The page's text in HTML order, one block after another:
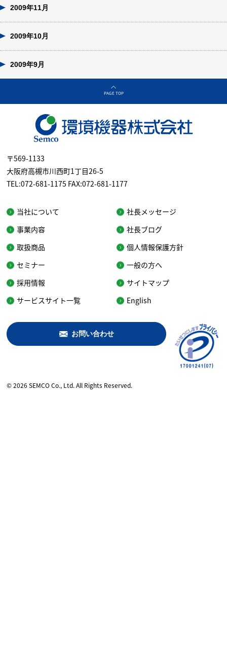
2009年11月
2009年10月
2009年9月
PAGE TOP
〒569-1133
大阪府高槻市川西町1丁目26-5
TEL:072-681-1175 FAX:072-681-1177
当社について
事業内容
取扱商品
セミナー
採用情報
サービスサイト一覧
社長メッセージ
社長ブログ
個人情報保護方針
一般の方へ
サイトマップ
English
お問い合わせ
© 2026 SEMCO Co., Ltd. All Rights Reserved.